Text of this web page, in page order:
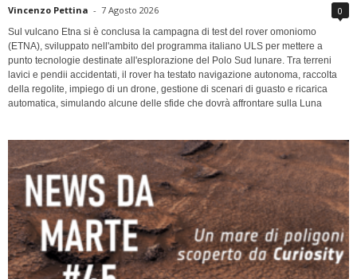
Vincenzo Pettina - 7 Agosto 2026 0
Sul vulcano Etna si è conclusa la campagna di test del rover omoniomo
(ETNA), sviluppato nell'ambito del programma italiano ULS per mettere a
punto tecnologie destinate all'esplorazione del Polo Sud lunare. Tra terreni
lavici e pendii accidentati, il rover ha testato navigazione autonoma, raccolta
della regolite, impiego di un drone, gestione di scenari di guasto e ricarica
automatica, simulando alcune delle sfide che dovrà affrontare sulla Luna